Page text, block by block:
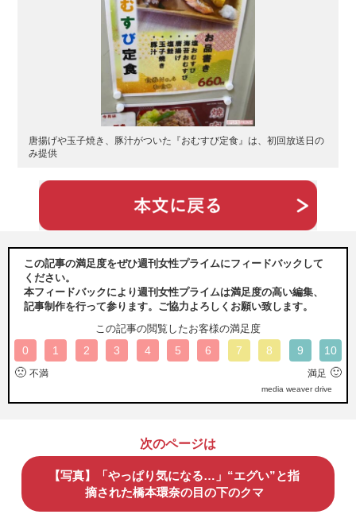
唐揚げや玉子焼き、豚汁がついた『おむすび定食』は、初回放送日の
み提供
この記事の満足度をぜひ週刊女性プライムにフィードバックして
ください。
本フィードバックにより週刊女性プライムは満足度の高い編集、
記事制作を行って参ります。ご協力よろしくお願い致します。
この記事の閲覧したお客様の満足度
0 1 2 3 4 5 6 7 8 9 10
🙁 不満 満足 🙂
media weaver drive
次のページは
【写真】「やっぱり気になる…」“エグい”と指
摘された橋本環奈の目の下のクマ